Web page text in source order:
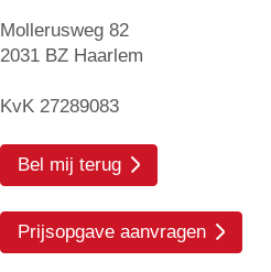
Mollerusweg 82
2031 BZ Haarlem
KvK 27289083
Bel mij terug
Prijsopgave aanvragen